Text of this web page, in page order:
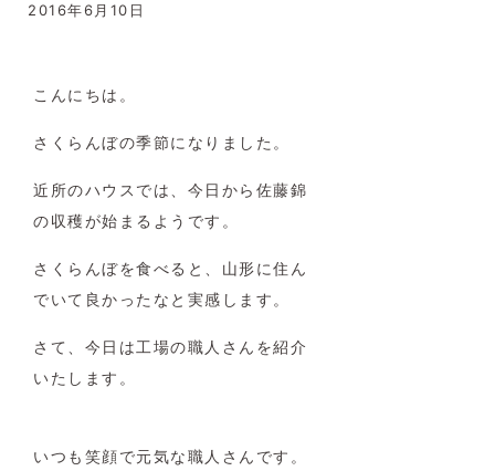
2016年6月10日
こんにちは。
さくらんぼの季節になりました。
近所のハウスでは、今日から佐藤錦
の収穫が始まるようです。
さくらんぼを食べると、山形に住ん
でいて良かったなと実感します。
さて、今日は工場の職人さんを紹介
いたします。
いつも笑顔で元気な職人さんです。